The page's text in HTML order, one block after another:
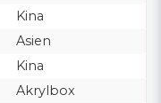
Kina
Asien
Kina
Akrylbox